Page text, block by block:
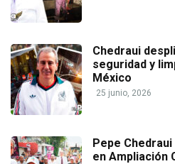
Chedraui
seguridad y
México
25 junio, 2026
Pepe
en Ampliación